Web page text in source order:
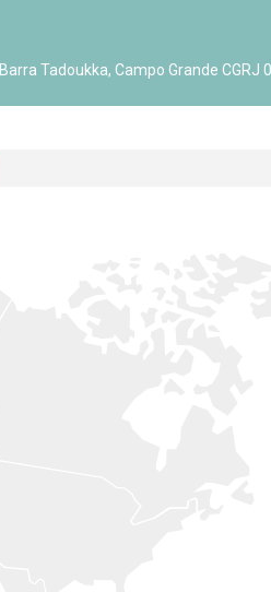
Barra Tadoukka, Campo Grande CGRJ